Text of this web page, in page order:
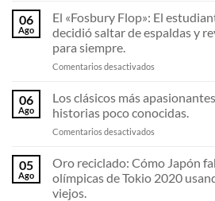
zapatillas
fibra
carbono
destrozando
todos
récords
maratón.
U
de
Sampaoli
2011:
equipo
invicto
que
deslumbró
continente.
06
Ago
El «Fosbury Flop»: El
decidió saltar de espaldas y
para siempre.
Comentarios desactivados
«Fosbury
Flop»:
El
estudiante
que
decidió
06
Ago
Los clásicos más
historias poco conocidas.
Comentarios desactivados
clásicos
más
apasionantes
05
Ago
Oro reciclado: Cómo Japón
olímpicas de Tokio 2020
viejos.